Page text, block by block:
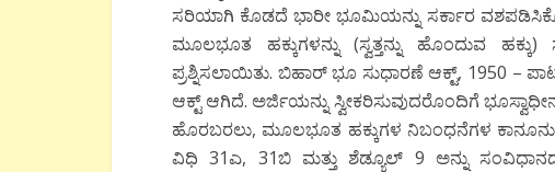
ಸರಿಯಾಗಿ ಕೊಡದೆ ಭಾರೀ ಭೂಮಿಯನ್ನು ಸರ್ಕಾರ
ಮೂಲಭೂತ ಹಕ್ಕುಗಳನ್ನು (ಸ್ವತ್ತನ್ನು ಹೊಂದುವ
ಪ್ರಶ್ನಿಸಲಾಯಿತು. ಬಿಹಾರ್ ಭೂ ಸುಧಾರಣೆ ಆಕ್ಟ್, 1950 –
ಆಕ್ಟ್ ಆಗಿದೆ. ಅರ್ಜಿಯನ್ನು ಸ್ವೀಕರಿಸುವುದರೊಂದಿಗೆ
ಹೊರಬರಲು, ಮೂಲಭೂತ ಹಕ್ಕುಗಳ ನಿಬಂಧನೆಗಳ
ವಿಧಿ 31ಎ, 31ಬಿ ಮತ್ತು ಶೆಡ್ಯೂಲ್ 9 ಅನ್ನು